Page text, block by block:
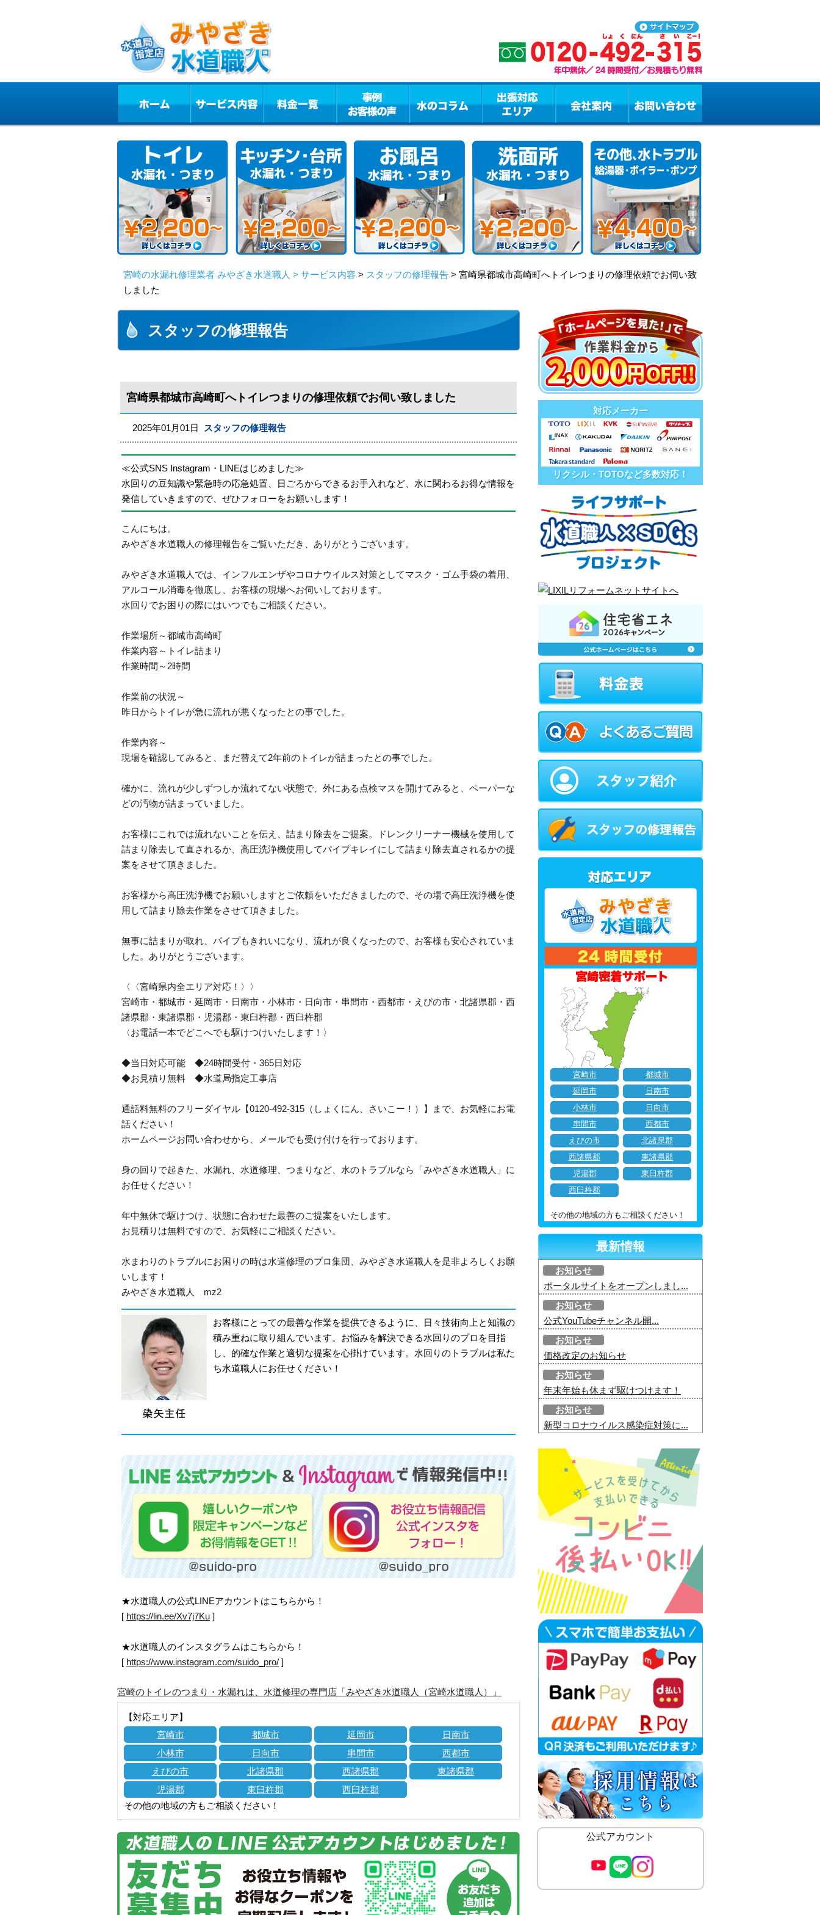
宮崎の水漏れ修理業者 みやざき水道職人 > サービス内容 > スタッフの修理報告 > 宮崎県都城市高崎町へトイレつまりの修理依頼でお伺い致
しました
スタッフの修理報告
宮崎県都城市高崎町へトイレつまりの修理依頼でお伺い致しました
2025年01月01日 スタッフの修理報告
≪公式SNS Instagram・LINEはじめました≫
水回りの豆知識や緊急時の応急処置、日ごろからできるお手入れなど、水に関わるお得な情報を
発信していきますので、ぜひフォローをお願いします！
こんにちは。
みやざき水道職人の修理報告をご覧いただき、ありがとうございます。
みやざき水道職人では、インフルエンザやコロナウイルス対策としてマスク・ゴム手袋の着用、
アルコール消毒を徹底し、お客様の現場へお伺いしております。
水回りでお困りの際にはいつでもご相談ください。
作業場所～都城市高崎町
作業内容～トイレ詰まり
作業時間～2時間
作業前の状況～
昨日からトイレが急に流れが悪くなったとの事でした。
作業内容～
現場を確認してみると、まだ替えて2年前のトイレが詰まったとの事でした。
確かに、流れが少しずつしか流れてない状態で、外にある点検マスを開けてみると、ペーパーな
どの汚物が詰まっていました。
お客様にこれでは流れないことを伝え、詰まり除去をご提案。ドレンクリーナー機械を使用して
詰まり除去して直されるか、高圧洗浄機使用してパイプキレイにして詰まり除去直されるかの提
案をさせて頂きました。
お客様から高圧洗浄機でお願いしますとご依頼をいただきましたので、その場で高圧洗浄機を使
用して詰まり除去作業をさせて頂きました。
無事に詰まりが取れ、パイプもきれいになり、流れが良くなったので、お客様も安心されていま
した。ありがとうございます。
〈〈宮崎県内全エリア対応！〉〉
宮崎市・都城市・延岡市・日南市・小林市・日向市・串間市・西都市・えびの市・北諸県郡・西
諸県郡・東諸県郡・児湯郡・東臼杵郡・西臼杵郡
〈お電話一本でどこへでも駆けつけいたします！〉
◆当日対応可能 ◆24時間受付・365日対応
◆お見積り無料 ◆水道局指定工事店
通話料無料のフリーダイヤル【0120-492-315（しょくにん、さいこー！）】まで、お気軽にお電
話ください！
ホームページお問い合わせから、メールでも受け付けを行っております。
身の回りで起きた、水漏れ、水道修理、つまりなど、水のトラブルなら「みやざき水道職人」に
お任せください！
年中無休で駆けつけ、状態に合わせた最善のご提案をいたします。
お見積りは無料ですので、お気軽にご相談ください。
水まわりのトラブルにお困りの時は水道修理のプロ集団、みやざき水道職人を是非よろしくお願
いします！
みやざき水道職人 mz2
お客様にとっての最善な作業を提供できるように、日々技術向上と知識の
積み重ねに取り組んでいます。お悩みを解決できる水回りのプロを目指
し、的確な作業と適切な提案を心掛けています。水回りのトラブルは私た
ち水道職人にお任せください！
★水道職人の公式LINEアカウントはこちらから！
[ https://lin.ee/Xv7j7Ku ]
★水道職人のインスタグラムはこちらから！
[ https://www.instagram.com/suido_pro/ ]
宮崎のトイレのつまり・水漏れは、水道修理の専門店「みやざき水道職人（宮崎水道職人）」
【対応エリア】
宮崎市
都城市 延岡市
日南市
小林市
日向市 串間市
西都市
えびの市
北諸県郡 西諸県郡
東諸県郡
児湯郡
東臼杵郡
西臼杵郡
その他の地域の方もご相談ください！
対応メーカー
リクシル・TOTOなど多数対応！
宮崎市
都城市
延岡市
日南市
小林市
日向市
串間市
西都市
えびの市
北諸県郡
西諸県郡
東諸県郡
児湯郡
東臼杵郡
西臼杵郡
その他の地域の方もご相談ください！
最新情報
お知らせ
ポータルサイトをオープンしまし...
お知らせ
公式YouTubeチャンネル開...
お知らせ
価格改定のお知らせ
お知らせ
年末年始も休まず駆けつけます！
お知らせ
新型コロナウイルス感染症対策に...
公式アカウント